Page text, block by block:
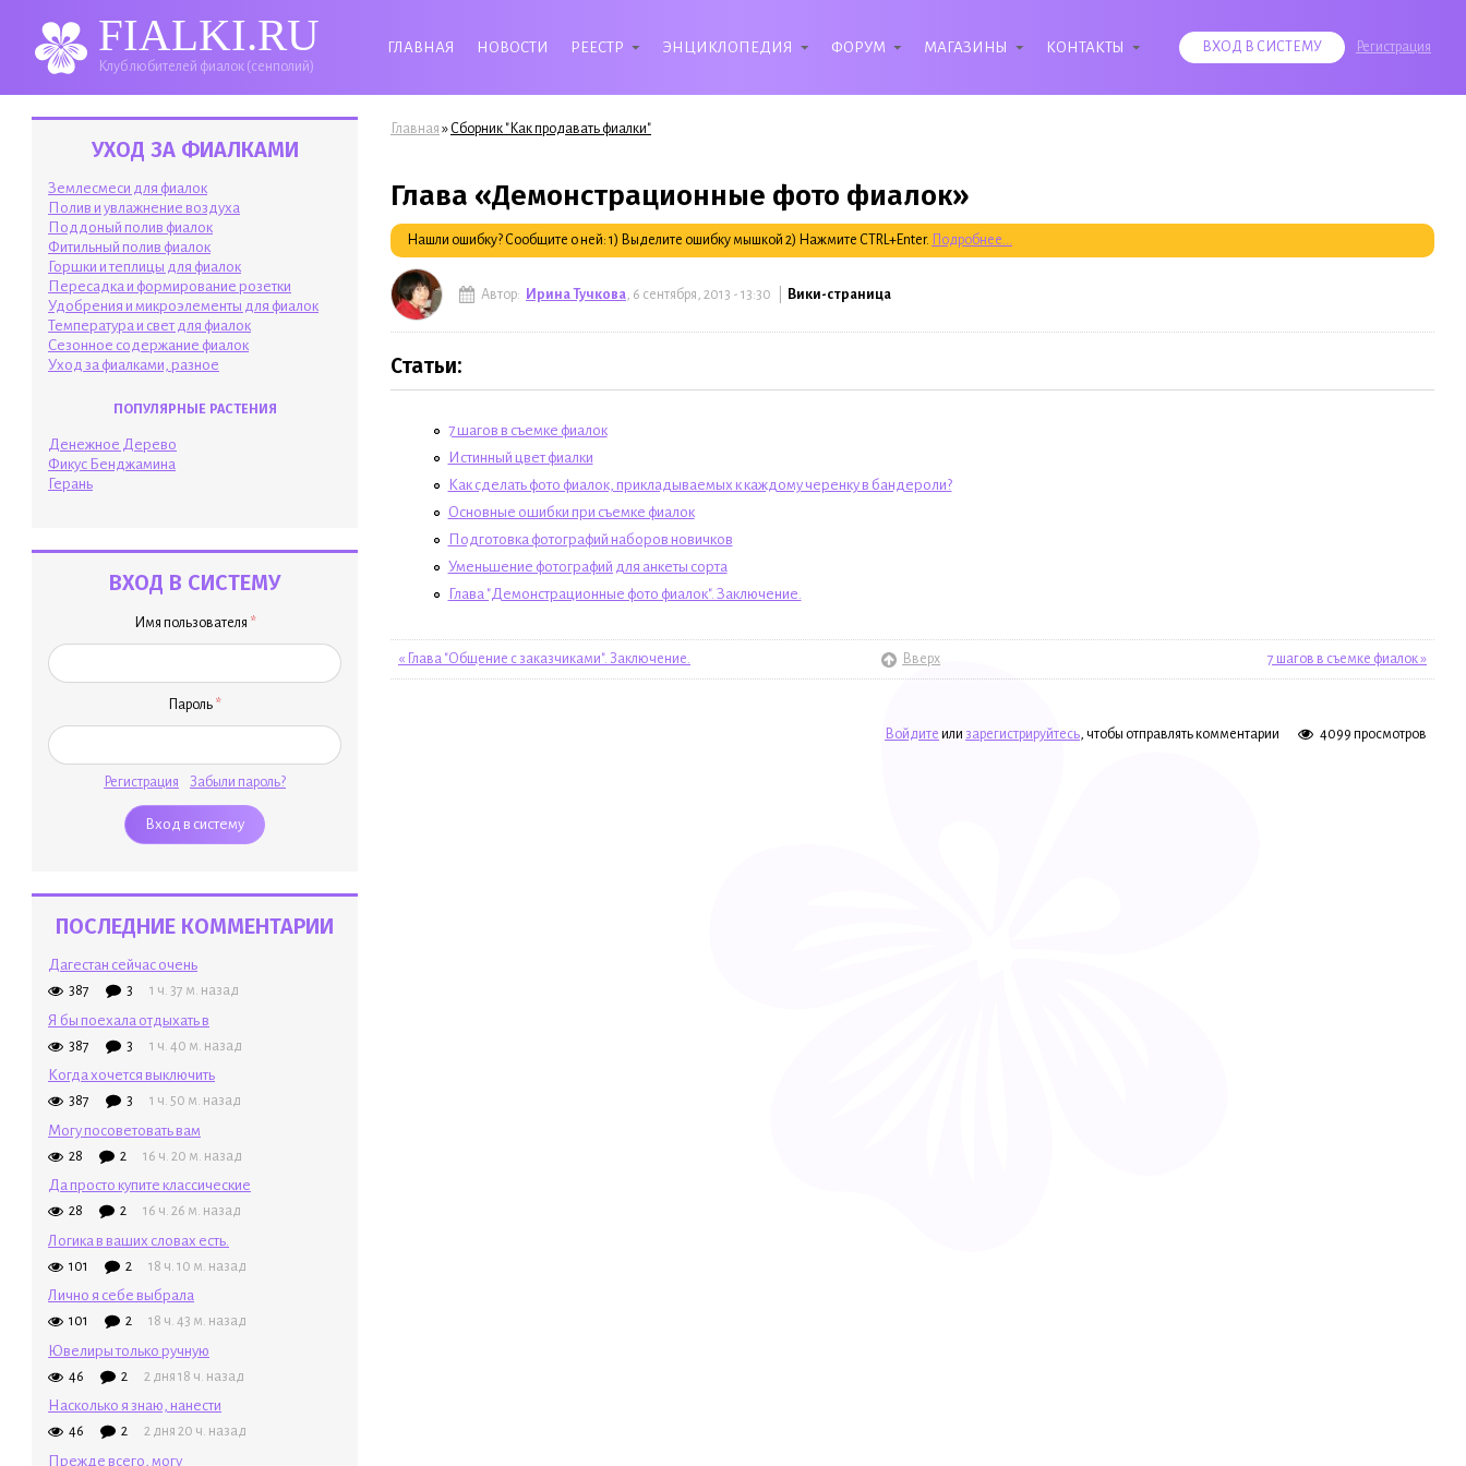
FIALKI.RU
Клуб любителей фиалок (сенполий)
ГЛАВНАЯ НОВОСТИ РЕЕСТР ЭНЦИКЛОПЕДИЯ ФОРУМ МАГАЗИНЫ КОНТАКТЫ ВХОД В СИСТЕМУ Регистрация
УХОД ЗА ФИАЛКАМИ
Землесмеси для фиалок
Полив и увлажнение воздуха
Поддоный полив фиалок
Фитильный полив фиалок
Горшки и теплицы для фиалок
Пересадка и формирование розетки
Удобрения и микроэлементы для фиалок
Температура и свет для фиалок
Сезонное содержание фиалок
Уход за фиалками, разное
ПОПУЛЯРНЫЕ РАСТЕНИЯ
Денежное Дерево
Фикус Бенджамина
Герань
ВХОД В СИСТЕМУ
Имя пользователя *
Пароль *
Регистрация Забыли пароль?
ПОСЛЕДНИЕ КОММЕНТАРИИ
Дагестан сейчас очень
387 3 1 ч. 37 м. назад
Я бы поехала отдыхать в
387 3 1 ч. 40 м. назад
Когда хочется выключить
387 3 1 ч. 50 м. назад
Могу посоветовать вам
28 2 16 ч. 20 м. назад
Да просто купите классические
28 2 16 ч. 26 м. назад
Логика в ваших словах есть.
101 2 18 ч. 10 м. назад
Лично я себе выбрала
101 2 18 ч. 43 м. назад
Ювелиры только ручную
46 2 2 дня 18 ч. назад
Насколько я знаю, нанести
46 2 2 дня 20 ч. назад
Прежде всего, могу
Вы здесь
Главная » Сборник "Как продавать фиалки"
Глава «Демонстрационные фото фиалок»
Нашли ошибку? Сообщите о ней: 1) Выделите ошибку мышкой 2) Нажмите CTRL+Enter. Подробнее...
Автор: Ирина Тучкова , 6 сентября, 2013 - 13:30 | Вики-страница
Статьи:
7 шагов в съемке фиалок
Истинный цвет фиалки
Как сделать фото фиалок, прикладываемых к каждому черенку в бандероли?
Основные ошибки при съемке фиалок
Подготовка фотографий наборов новичков
Уменьшение фотографий для анкеты сорта
Глава "Демонстрационные фото фиалок". Заключение.
« Глава "Общение с заказчиками". Заключение. Вверх 7 шагов в съемке фиалок »
Войдите или зарегистрируйтесь, чтобы отправлять комментарии 4099 просмотров